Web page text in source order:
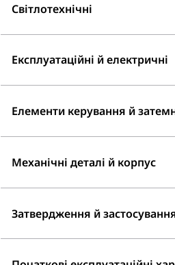
Світлотехнічні
Експлуатаційні й електричні
Елементи керування й
Механічні деталі й корпус
Затвердження й